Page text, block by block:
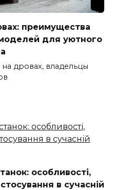
преимущества
для уютного
дровах, владельцы
особливості,
в сучасній